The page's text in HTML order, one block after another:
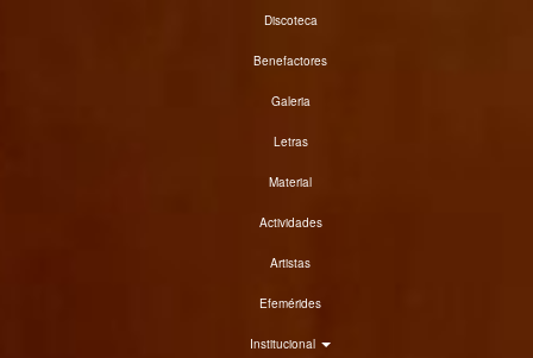
Discoteca
Benefactores
Galeria
Letras
Material
Actividades
Artistas
Efemérides
Institucional